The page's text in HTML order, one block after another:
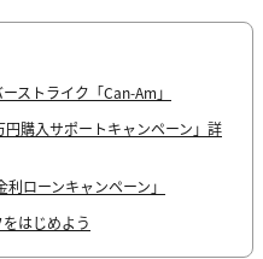
ストライク「Can-Am」
購入サポートキャンペーン」詳
ローンキャンペーン」
はじめよう